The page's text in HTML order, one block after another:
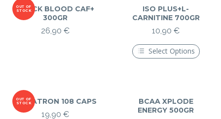
Les
options
être
Les
options
être
sur
la
OUT OF
STOCK
BLACK BLOOD CAF+
300GR
26,90 €
ISO PLUS+L-
CARNITINE 700GR
10,90 €
Select Options
Ce
Les
options
OUT OF
STOCK
MACATRON 108 CAPS
19,90 €
BCAA XPLODE
ENERGY 500GR